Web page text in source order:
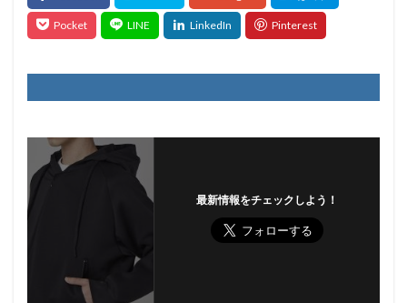
最新情報をチェックしよう！